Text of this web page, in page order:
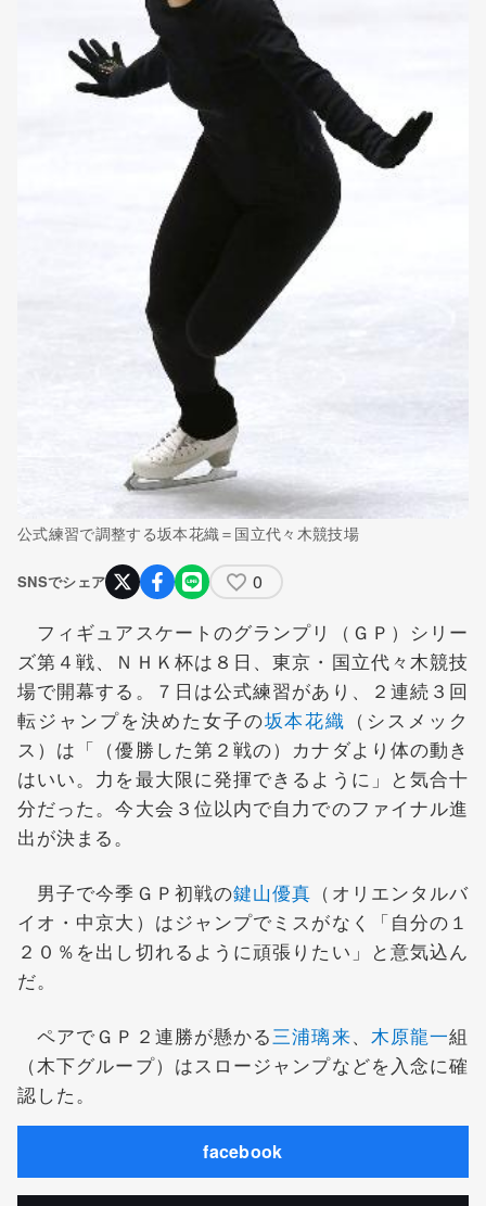
公式練習で調整する坂本花織＝国立代々木競技場
SNSでシェア 0
フィギュアスケートのグランプリ（ＧＰ）シリー
ズ第４戦、ＮＨＫ杯は８日、東京・国立代々木競技
場で開幕する。７日は公式練習があり、２連続３回
転ジャンプを決めた女子の坂本花織 （シスメック
ス）は「（優勝した第２戦の）カナダより体の動き
はいい。力を最大限に発揮できるように」と気合十
分だった。今大会３位以内で自力でのファイナル進
出が決まる。
男子で今季ＧＰ初戦の鍵山優真 （オリエンタルバ
イオ・中京大）はジャンプでミスがなく「自分の１
２０％を出し切れるように頑張りたい」と意気込ん
だ。
ペアでＧＰ２連勝が懸かる三浦璃来、 木原龍一組
（木下グループ）はスロージャンプなどを入念に確
認した。
facebook